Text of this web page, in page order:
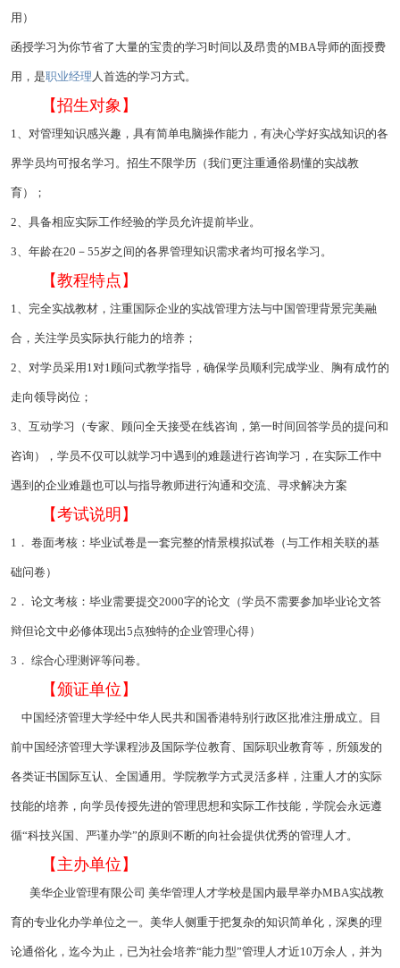
用）
函授学习为你节省了大量的宝贵的学习时间以及昂贵的MBA导师的面授费
用，是职业经理 人首选的学习方式。
【招生对象】
1、对管理知识感兴趣，具有简单电脑操作能力，有决心学好实战知识的各
界学员均可报名学习。招生不限学历（我们更注重通俗易懂的实战教
育）；
2、具备相应实际工作经验的学员允许提前毕业。
3、年龄在20－55岁之间的各界管理知识需求者均可报名学习。
【教程特点】
1、完全实战教材，注重国际企业的实战管理方法与中国管理背景完美融
合，关注学员实际执行能力的培养；
2、对学员采用1对1顾问式教学指导，确保学员顺利完成学业、胸有成竹的
走向领导岗位；
3、互动学习（专家、顾问全天接受在线咨询，第一时间回答学员的提问和
咨询），学员不仅可以就学习中遇到的难题进行咨询学习，在实际工作中
遇到的企业难题也可以与指导教师进行沟通和交流、寻求解决方案
【考试说明】
1． 卷面考核：毕业试卷是一套完整的情景模拟试卷（与工作相关联的基
础问卷）
2． 论文考核：毕业需要提交2000字的论文（学员不需要参加毕业论文答
辩但论文中必修体现出5点独特的企业管理心得）
3． 综合心理测评等问卷。
【颁证单位】
中国经济管理大学经中华人民共和国香港特别行政区批准注册成立。目
前中国经济管理大学课程涉及国际学位教育、国际职业教育等，所颁发的
各类证书国际互认、全国通用。学院教学方式灵活多样，注重人才的实际
技能的培养，向学员传授先进的管理思想和实际工作技能，学院会永远遵
循“科技兴国、严谨办学”的原则不断的向社会提供优秀的管理人才。
【主办单位】
美华企业管理有限公司 美华管理人才学校是国内最早举办MBA实战教
育的专业化办学单位之一。美华人侧重于把复杂的知识简单化，深奥的理
论通俗化，迄今为止，已为社会培养“能力型”管理人才近10万余人，并为